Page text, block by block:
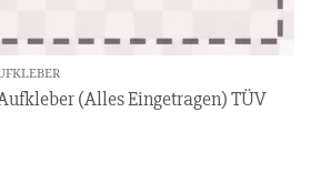
(Alles Eingetragen) TÜV